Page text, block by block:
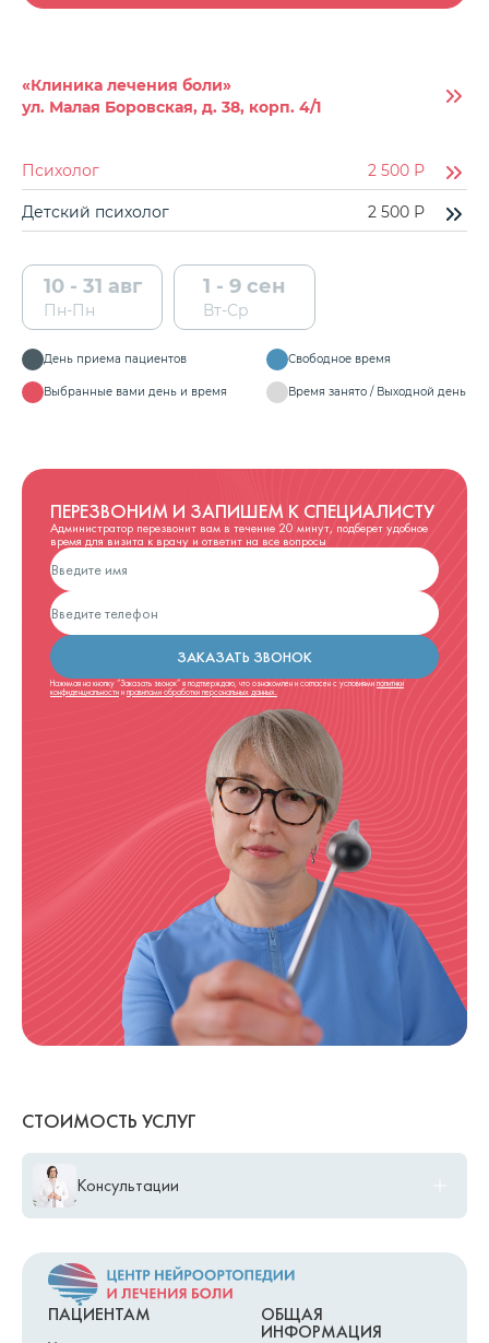
«Клиника лечения боли»
ул. Малая Боровская, д. 38, корп. 4/1
Психолог 2 500 Р
Детский психолог 2 500 Р
10 - 31 авг
Пн-Пн
1 - 9 сен
Вт-Ср
День приема пациентов Свободное время
Выбранные вами день и время Время занято / Выходной день
ПЕРЕЗВОНИМ И ЗАПИШЕМ К СПЕЦИАЛИСТУ
Администратор перезвонит вам в течение 20 минут, подберет удобное
время для визита к врачу и ответит на все вопросы
ЗАКАЗАТЬ ЗВОНОК
Нажимая на кнопку “Заказать звонок” я подтверждаю, что ознакомлен и согласен с условиями политики
конфиденциальности и правилами обработки персональных данных.
СТОИМОСТЬ УСЛУГ
Консультации
B01.070.012.001 Консультация психолога Ендовицкая Кристина
очная/онлайн
ПАЦИЕНТАМ ОБЩАЯ
ИНФОРМАЦИЯ